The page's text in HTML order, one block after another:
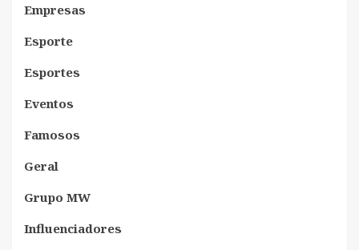
Empresas
Esporte
Esportes
Eventos
Famosos
Geral
Grupo MW
Influenciadores